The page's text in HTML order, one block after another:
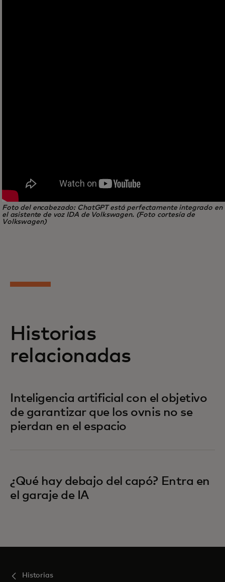
Foto del encabezado: ChatGPT está perfectamente integrado en
el asistente de voz IDA de Volkswagen. (Foto cortesía de
Volkswagen)
Historias
relacionadas
Inteligencia artificial con el objetivo
de garantizar que los ovnis no se
pierdan en el espacio
¿Qué hay debajo del capó? Entra en
el garaje de IA
Historias